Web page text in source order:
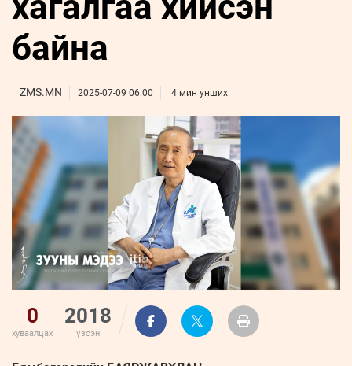
Бизнес
Leaderships
forum
ФОТО
ҮНДЭСНИЙ
МЭДЭЭЛЛИЙН
байна
ZMS.MN 2025-07-09 06:00 4 мин унших
0
хуваалцах
2018
үзсэн